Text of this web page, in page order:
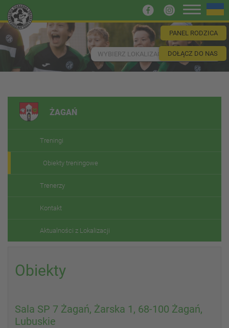
PANEL RODZICA
DOŁĄCZ DO NAS
WYBIERZ LOKALIZACJĘ
ŻAGAŃ
Treningi
Obiekty treningowe
Trenerzy
Kontakt
Aktualności z Lokalizacji
Obiekty
Sala SP 7 Żagań, Żarska 1, 68-100 Żagań,
Lubuskie